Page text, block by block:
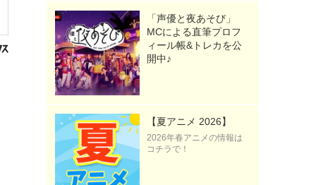
「声優と夜あそび」
MCによる直筆プロフ
ィール帳&トレカを公
開中♪
【夏アニメ 2026】
2026年春アニメの情報は
コチラで！